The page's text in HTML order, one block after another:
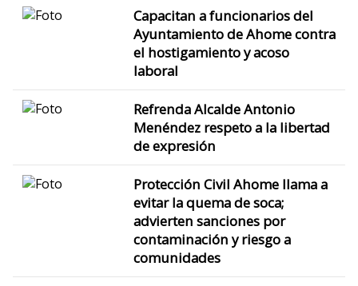
Capacitan a funcionarios del
Ayuntamiento de Ahome contra
el hostigamiento y acoso
laboral
Refrenda Alcalde Antonio
Menéndez respeto a la libertad
de expresión
Protección Civil Ahome llama a
evitar la quema de soca;
advierten sanciones por
contaminación y riesgo a
comunidades